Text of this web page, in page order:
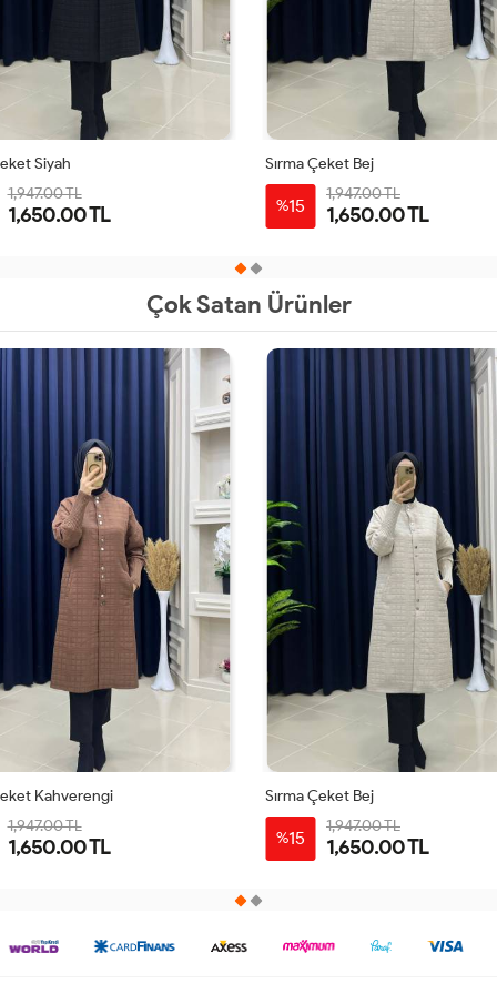
Siyah
1,947.00 TL
1,650.00 TL
Sırma Çeket Bej
%15
1,947.00 TL
1,650.00 TL
Çok Satan Ürünler
Kahverengi
1,947.00 TL
1,650.00 TL
Sırma Çeket Bej
%15
1,947.00 TL
1,650.00 TL